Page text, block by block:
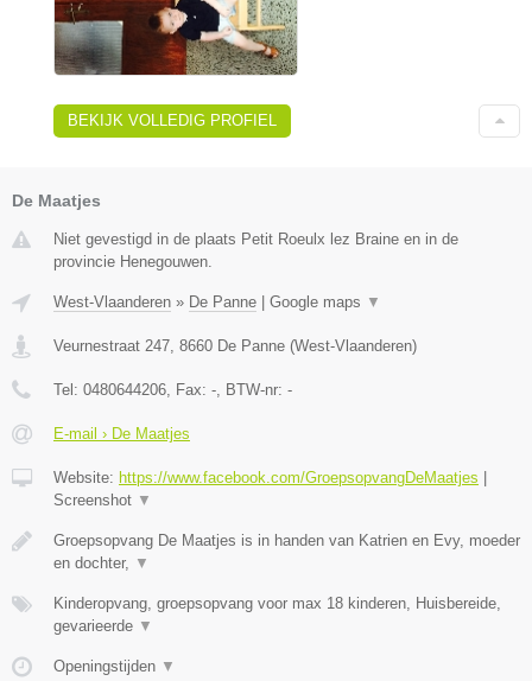
BEKIJK VOLLEDIG PROFIEL
De Maatjes
Niet gevestigd in de plaats Petit Roeulx lez Braine en in de
provincie Henegouwen.
West-Vlaanderen » De Panne Google maps ▼
Veurnestraat 247, 8660 De Panne (West-Vlaanderen)
Tel: 0480644206, Fax: -, BTW-nr: -
E-mail › De Maatjes
Website: https://www.facebook.com/GroepsopvangDeMaatjes
Screenshot ▼
Groepsopvang De Maatjes is in handen van Katrien en Evy, moeder
en dochter, ▼
Kinderopvang, groepsopvang voor max 18 kinderen, Huisbereide,
gevarieerde ▼
Openingstijden ▼